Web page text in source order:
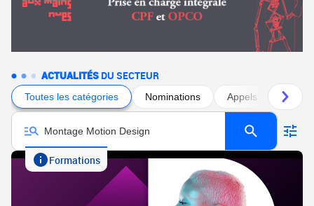
ACTUALITÉS DU SECTEUR
Toutes les catégories Nominations Appels à projets
Formations